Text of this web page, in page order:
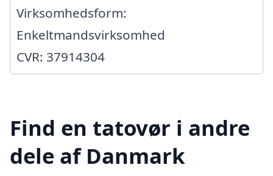
Virksomhedsform:
Enkeltmandsvirksomhed
CVR: 37914304
Find en tatovør i andre
dele af Danmark